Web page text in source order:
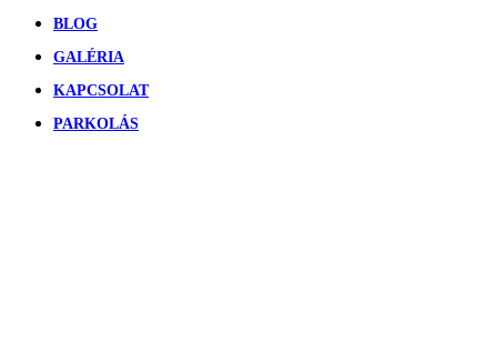
BLOG
GALÉRIA
KAPCSOLAT
PARKOLÁS